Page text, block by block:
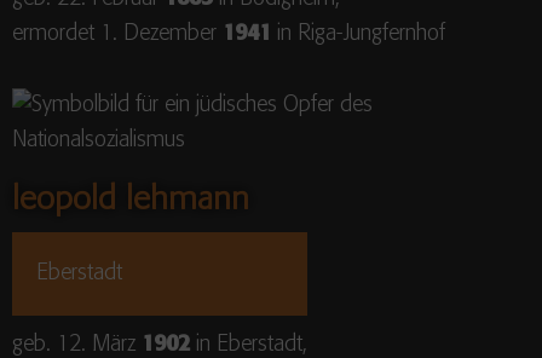
ermordet 1. Dezember 1941 in Riga-Jungfernhof
leopold lehmann
Eberstadt
geb. 12. März 1902 in Eberstadt,